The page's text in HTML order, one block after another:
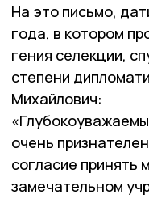
На это письмо,
года, в котором
гения селекции,
степени
Михайлович:
очень
согласие принять
замечательном